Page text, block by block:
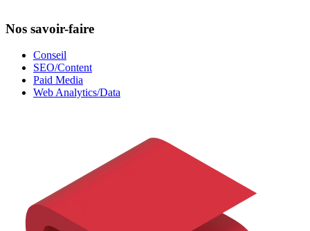
Nos savoir-faire
Conseil
SEO/Content
Paid Media
Web Analytics/Data